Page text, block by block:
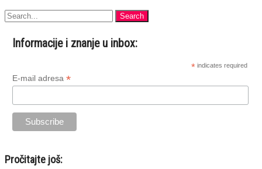
Informacije i znanje u inbox:
* indicates required
E-mail adresa *
Pročitajte još: